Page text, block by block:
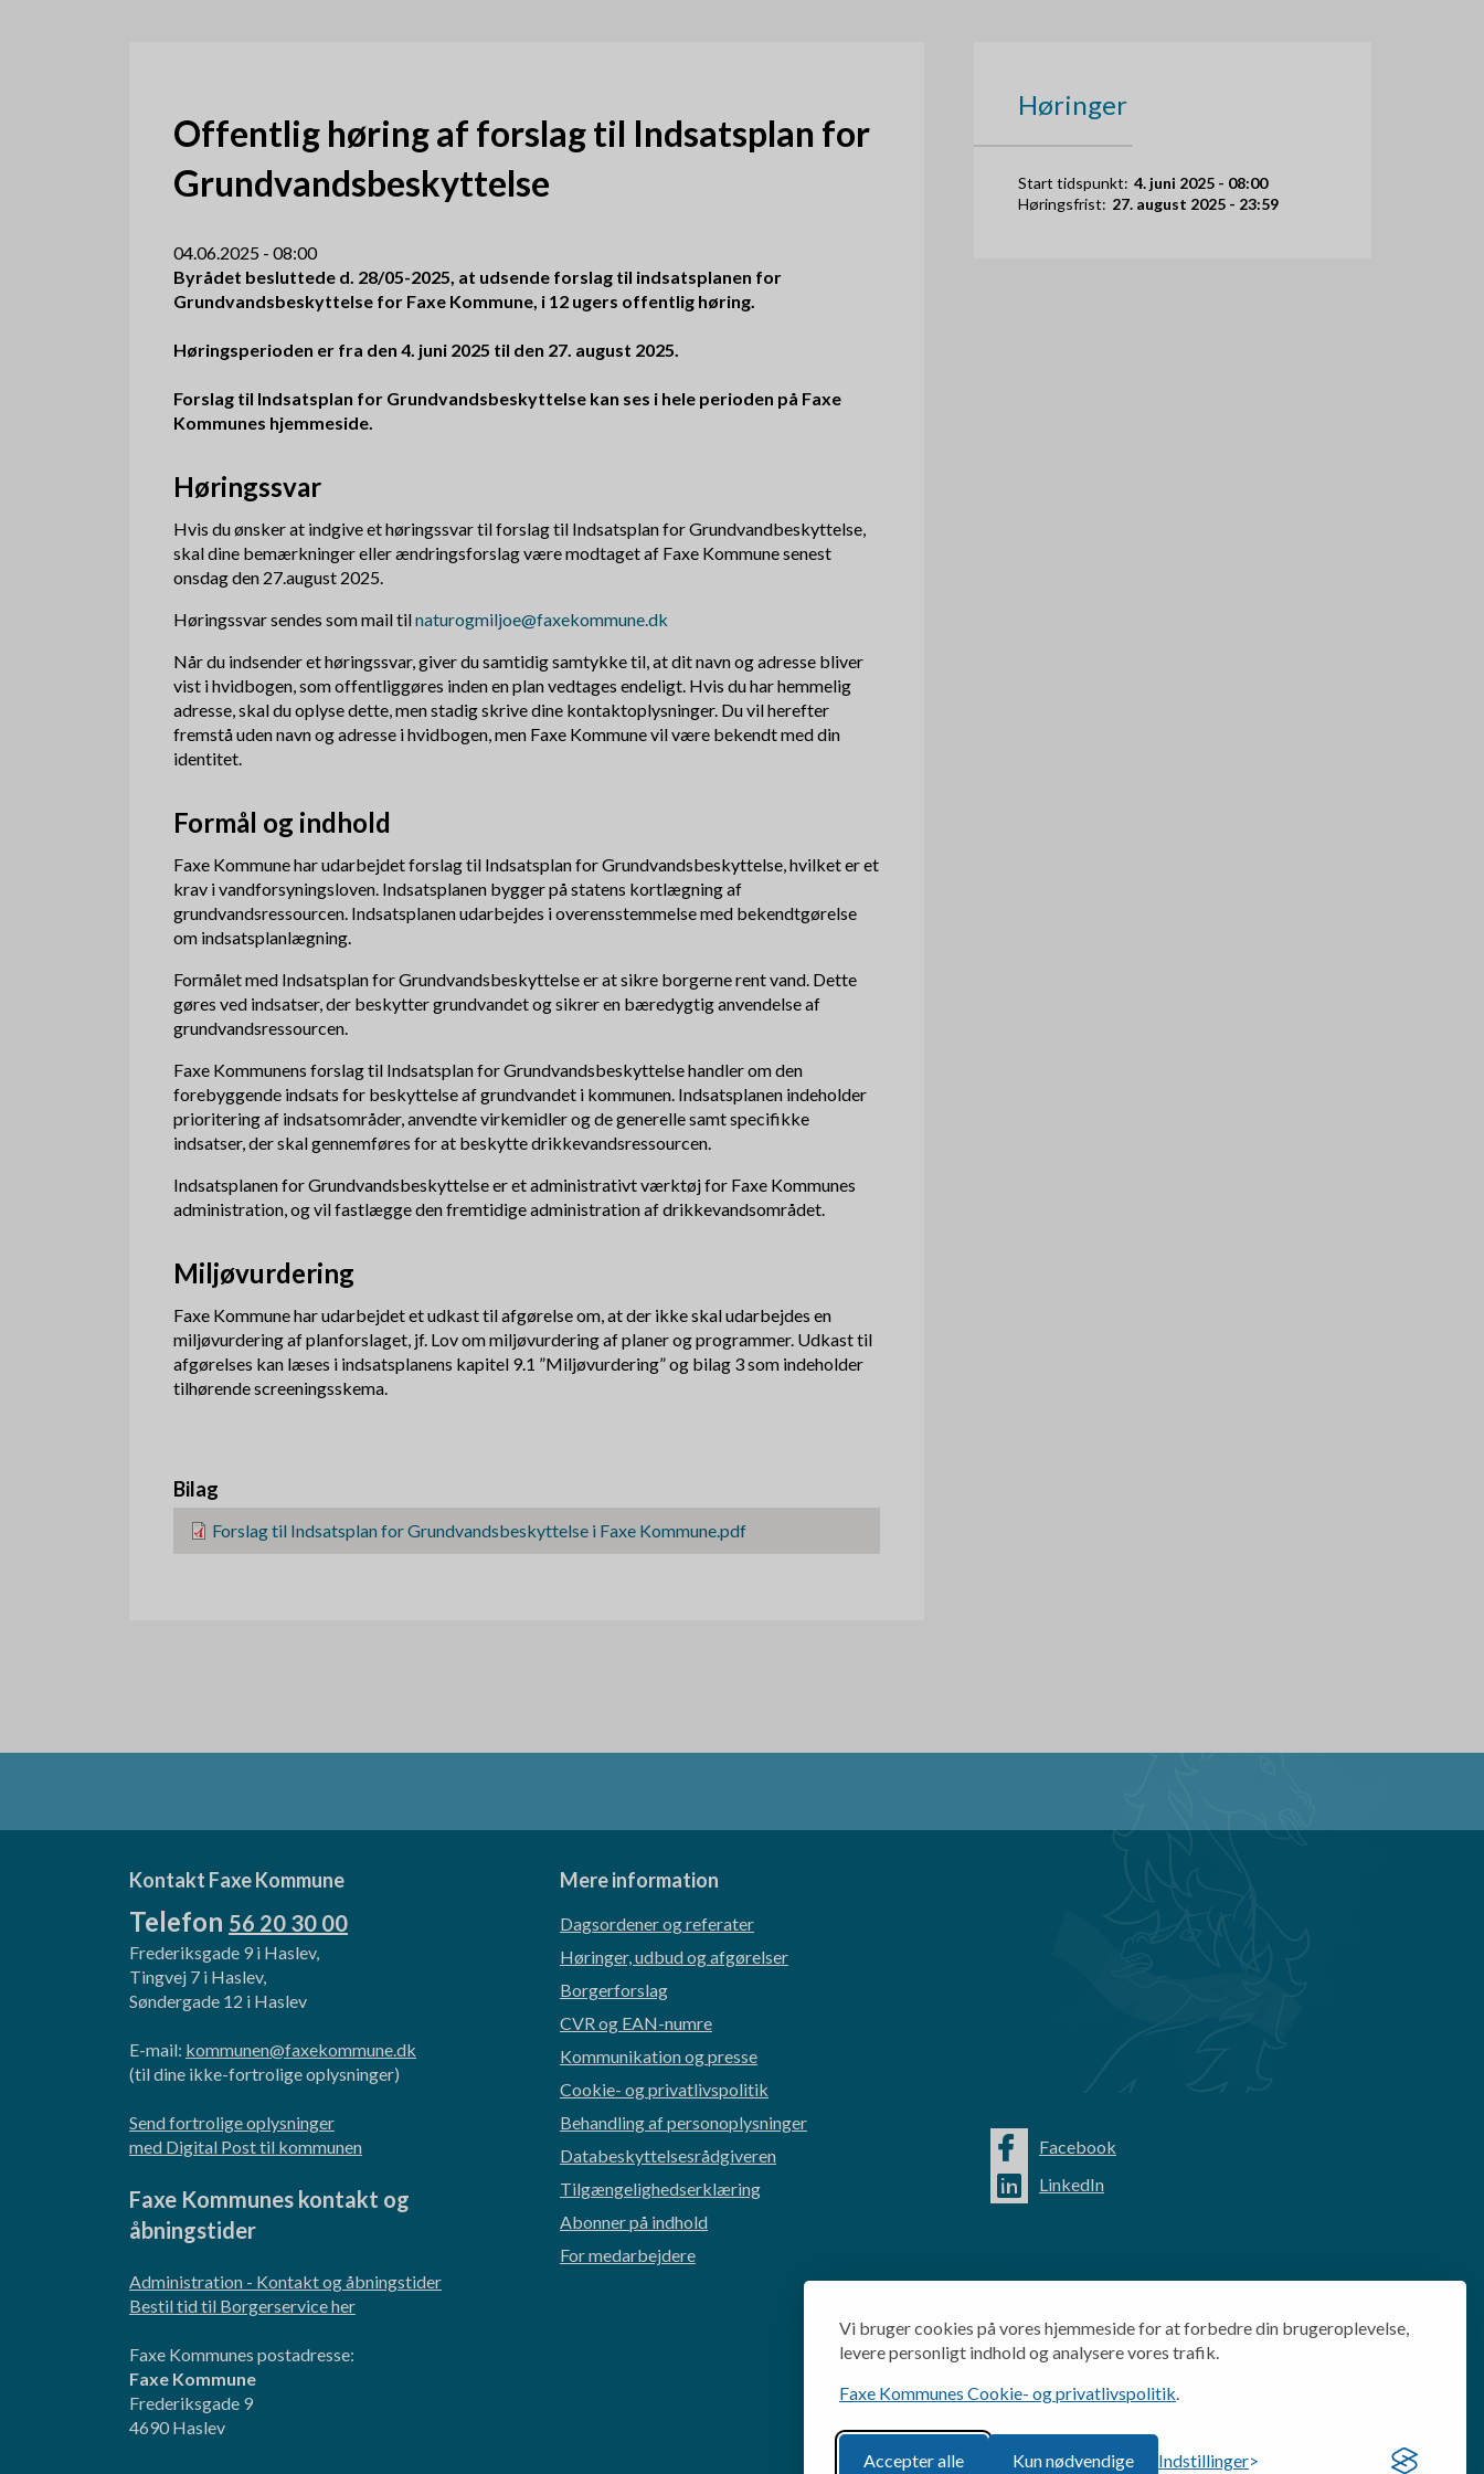
Vi bruger cookies på vores hjemmeside for at forbedre din brugeroplevelse,
levere personligt indhold og analysere vores trafik.
Faxe Kommunes Cookie- og privatlivspolitik.
Accepter alle Kun nødvendige Indstillinger
n
Offentlig høring af forslag til Indsatsplan for
Grundvandsbeskyttelse
04.06.2025 - 08:00
Byrådet besluttede d. 28/05-2025, at udsende forslag til indsatsplanen for
Grundvandsbeskyttelse for Faxe Kommune, i 12 ugers offentlig høring.
Høringsperioden er fra den 4. juni 2025 til den 27. august 2025.
Forslag til Indsatsplan for Grundvandsbeskyttelse kan ses i hele perioden på Faxe
Kommunes hjemmeside.
Høringssvar
Hvis du ønsker at indgive et høringssvar til forslag til Indsatsplan for Grundvandbeskyttelse,
skal dine bemærkninger eller ændringsforslag være modtaget af Faxe Kommune senest
onsdag den 27.august 2025.
Høringssvar sendes som mail tilnaturogmiljoe@faxekommune.dk
Når du indsender et høringssvar, giver du samtidig samtykke til, at dit navn og adresse bliver
vist i hvidbogen, som offentliggøres inden en plan vedtages endeligt. Hvis du har hemmelig
adresse, skal du oplyse dette, men stadig skrive dine kontaktoplysninger. Du vil herefter
fremstå uden navn og adresse i hvidbogen, men Faxe Kommune vil være bekendt med din
identitet.
Formål og indhold
Faxe Kommune har udarbejdet forslag til Indsatsplan for Grundvandsbeskyttelse, hvilket er et
krav i vandforsyningsloven. Indsatsplanen bygger på statens kortlægning af
grundvandsressourcen. Indsatsplanen udarbejdes i overensstemmelse med bekendtgørelse
om indsatsplanlægning.
Formålet med Indsatsplan for Grundvandsbeskyttelse er at sikre borgerne rent vand. Dette
gøres ved indsatser, der beskytter grundvandet og sikrer en bæredygtig anvendelse af
grundvandsressourcen.
Faxe Kommunens forslag til Indsatsplan for Grundvandsbeskyttelse handler om den
forebyggende indsats for beskyttelse af grundvandet i kommunen. Indsatsplanen indeholder
prioritering af indsatsområder, anvendte virkemidler og de generelle samt specifikke
indsatser, der skal gennemføres for at beskytte drikkevandsressourcen.
Indsatsplanen for Grundvandsbeskyttelse er et administrativt værktøj for Faxe Kommunes
administration, og vil fastlægge den fremtidige administration af drikkevandsområdet.
Miljøvurdering
Faxe Kommune har udarbejdet et udkast til afgørelse om, at der ikke skal udarbejdes en
miljøvurdering af planforslaget, jf. Lov om miljøvurdering af planer og programmer. Udkast til
afgørelses kan læses i indsatsplanens kapitel 9.1 ”Miljøvurdering” og bilag 3 som indeholder
tilhørende screeningsskema.
Bilag
i
Forslag til Indsatsplan for Grundvandsbeskyttelse i Faxe Kommune.pdf
Høringer
Start tidspunkt: 4. juni 2025 - 08:00
Høringsfrist: 27. august 2025 - 23:59
Kontakt Faxe Kommune
Telefon 56 20 30 00
Frederiksgade 9 i Haslev,
Tingvej 7 i Haslev,
Søndergade 12 i Haslev
E-mail: kommunen@faxekommune.dk
(til dine ikke-fortrolige oplysninger)
Send fortrolige oplysninger
med Digital Post til kommunen
Faxe Kommunes kontakt og
åbningstider
Administration - Kontakt og åbningstider
Bestil tid til Borgerservice her
Faxe Kommunes postadresse:
Faxe Kommune
Frederiksgade 9
4690 Haslev
Mere information
Dagsordener og referater
Høringer, udbud og afgørelser
Borgerforslag
CVR og EAN-numre
Kommunikation og presse
Cookie- og privatlivspolitik
Behandling af personoplysninger
Databeskyttelsesrådgiveren
Tilgængelighedserklæring
Abonner på indhold
For medarbejdere
Facebook
LinkedIn